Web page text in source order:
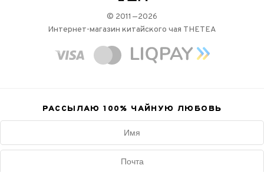
© 2011—2026
Интернет-магазин китайского чая THETEA
РАССЫЛАЮ 100% ЧАЙНУЮ ЛЮБОВЬ